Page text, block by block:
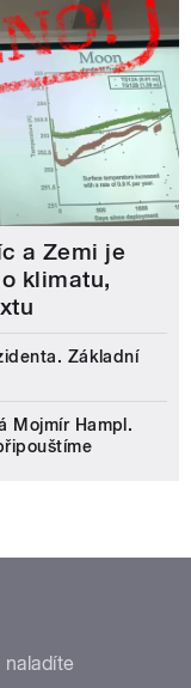
a Zemi je
klimatu,
Základní
Mojmír Hampl.
naladíte